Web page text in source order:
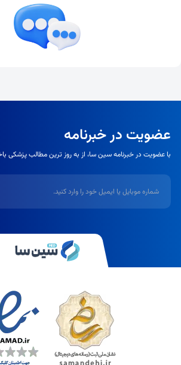
عضویت در خبرنامه
با عضویت در خبرنامه سین سا، از به روز ترین مطالب پزشکی